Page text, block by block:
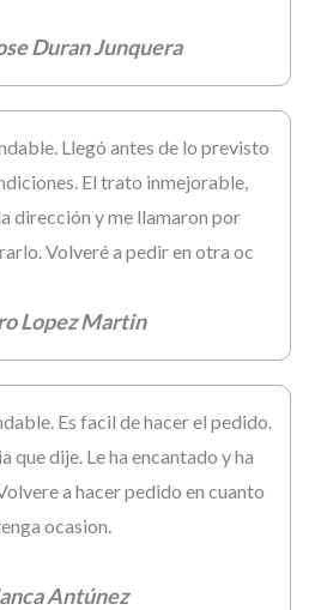
Duran Junquera
Llegó antes de lo previsto
El trato inmejorable,
dirección y me llamaron por
Volveré a pedir en otra oc
Lopez Martin
Es facil de hacer el pedido.
que dije. Le ha encantado y ha
a hacer pedido en cuanto
ocasion.
Antúnez